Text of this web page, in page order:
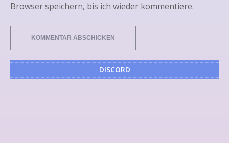
Browser speichern, bis ich wieder kommentiere.
DISCORD